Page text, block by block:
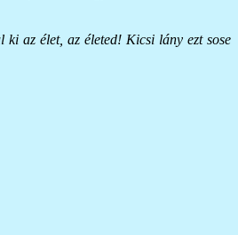
az élet, az életed! Kicsi lány ezt sose